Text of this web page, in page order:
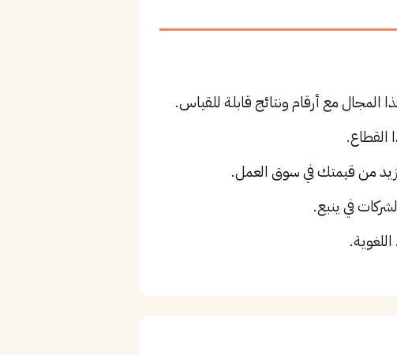
المجال مع أرقام ونتائج قابلة للقياس.
القطاع.
في ينبع.